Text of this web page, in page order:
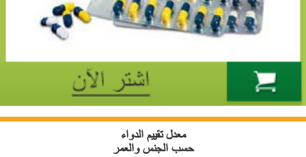
معدل تقييم الدواء
حسب الجنس والعمر